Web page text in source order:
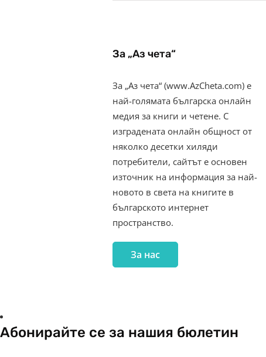
За „Аз чета“
За „Аз чета“ (www.AzCheta.com) е
най-голямата българска онлайн
медия за книги и четене. С
изградената онлайн общност от
няколко десетки хиляди
потребители, сайтът е основен
източник на информация за най-
новото в света на книгите в
българското интернет
пространство.
За нас
Абонирайте се за нашия бюлетин